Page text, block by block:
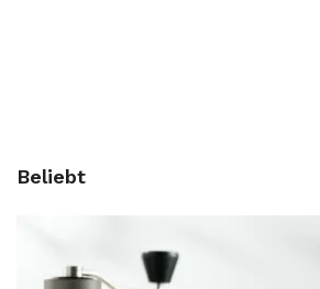
Beliebt